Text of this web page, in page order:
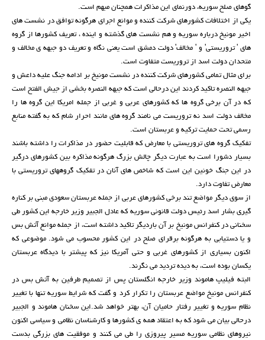
گوهای صلح سوریه، دورنمای این مذاکرات همچنان مبهم است.
یکی از اختلافات کشورهای شرکت کننده و موانع اجرای هرگونه توافق در نشست های
اخیر مونیخ درباره سوریه و هم نشست های گذشته و اینده ، تعریف کشورها از گروه
های ' تروریستی' و ' مخالف' دولت دمشق است یعنی نگاه و تعریف دو جبهه ی مخالف و
متحدان دولت اسد از تروریست متفاوت است.
برای مثال تمامی کشورهای شرکت کننده در نشست مونیخ بر ادامه جنگ علیه داعش و
جبهه النصره تاکید کردند این درحالی است که جبهه النصره بخشی از جیش الفتح است
که در آن برخی گروه ها که کشورهای عربی و غربی از جمله امریکا این گروه ها را
مخالف دولت اسد نه تروریست می نامند گروه های مانند احرار شام که به گفته منابع
رسمی تحت حمایت ترکیه و عربستان است.
تفکیک گروه های تروریستی با معارض که قابلیت حضور در مذاکرات را داشته باشند
بسیار دشورا است به عبارت دیگر چالش بزرگ هرگونه مذاکره بین کشورهای درگیر
در این جنگ خونین این است که شاخص های آنان در تفکیک گروههای تروریستی با
معارض تفاوت دارد.
از سوی دیگر مواضع تند برخی کشورهای عربی از جمله عربستان سعودی مبنی بر کناره
گیری بشار اسد رئیس دولت قانونی سوریه که عادل الجبیر وزیر خارجه این کشور طی
سخنانی در کنفرانس مونیخ بر آن باردیگر تاکید داشته است، از جمله موانع آتش بس
و یا دستیابی به هرگونه برقرای صلح در این کشور محسوب می شود. موضوعی که
اکنون بسیاری از کشورهای غربی و حتی آمریکا نیز که پیشتر با دیدگاه عربستان
یکسان بوده است، به دیده تردید می نگرند.
البته فیلیپ هاموند وزیر خارجه انگلستان پس از تصمیم طرفین به آتش بس در
کنفرانس مونیخ مواضع عربستان را تکرار کرد و گفت که شرایط سوریه تنها با تغییر
نظام سوریه و تغییر رفتار حامیان آن، بهتر خواهد شد.این سخنان هاموند و الجبیر
درحالی بیان می شود که به اعتقاد همه ی کشورها و کارشناسان نظامی و سیاسی اکنون
نیروهای نظامی سوریه مسیر پیروزی را طی می کنند و موفقیت های بزرگی بدست